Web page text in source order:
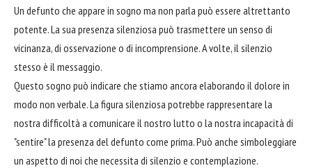
Un defunto che appare in sogno ma non parla può essere altrettanto
potente. La sua presenza silenziosa può trasmettere un senso di
vicinanza, di osservazione o di incomprensione. A volte, il silenzio
stesso è il messaggio.
Questo sogno può indicare che stiamo ancora elaborando il dolore in
modo non verbale. La figura silenziosa potrebbe rappresentare la
nostra difficoltà a comunicare il nostro lutto o la nostra incapacità di
"sentire" la presenza del defunto come prima. Può anche simboleggiare
un aspetto di noi che necessita di silenzio e contemplazione.